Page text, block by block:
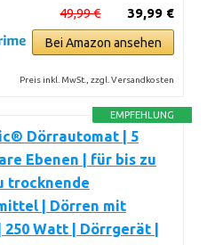
39,99 €
49,99 €
Bei Amazon ansehen
Preis inkl. MwSt., zzgl. Versandkosten
EMPFEHLUNG
Dörrautomat | 5
Ebenen | für bis zu
trocknende
| Dörren mit
Watt | Dörrgerät |